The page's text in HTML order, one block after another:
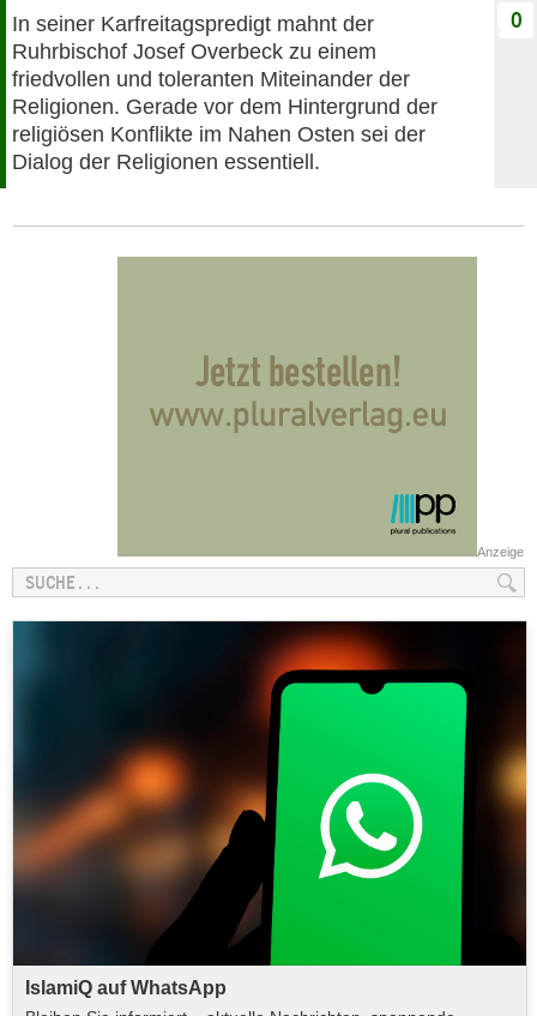
In seiner Karfreitagspredigt mahnt der
Ruhrbischof Josef Overbeck zu einem
friedvollen und toleranten Miteinander der
Religionen. Gerade vor dem Hintergrund der
religiösen Konflikte im Nahen Osten sei der
Dialog der Religionen essentiell.
0
Anzeige
IslamiQ auf WhatsApp